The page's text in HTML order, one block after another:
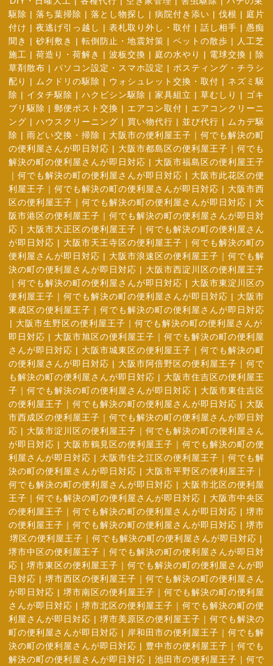
駆除 | 落ち葉掃除 | 落とし物探し | 病院付き添い | 伐根 | 庭片
付け | 夜逃げ引っ越し | 表札取り外し・取付 | 話し相手 | 愚痴
聞き
| 砂利敷き | 転倒防止・地震対策 | ペットの散歩 | 人工芝
施工 | 荷造り・荷解き | 波板交換 | 庭の水やり | 電球交換 | 除
草剤散布 | パソコン設定・スマホ設定 | ポスティング・チラシ
配り
| ムクドリの駆除 | ウォシュレット交換・取付 | ネズミ駆
除 | イタチ駆除 | ハクビシン駆除 | 家具組立 | 草むしり | ゴキ
ブリ駆除 | 郵便ポスト交換 | エアコン取付 | エアコンクリーニ
ング | ハウスクリーニング | 買い物代行 | 並び代行 | ムカデ駆
除 | 雨どい交換・掃除 | 大阪市の便利屋王子｜何でも解決の町
の便利屋さんが即日対応 | 大阪市都島区の便利屋王子｜何でも
解決の町の便利屋さんが即日対応 | 大阪市福島区の便利屋王子
｜何でも解決の町の便利屋さんが即日対応 | 大阪市此花区の便
利屋王子｜何でも解決の町の便利屋さんが即日対応 | 大阪市西
区の便利屋王子｜何でも解決の町の便利屋さんが即日対応 | 大
阪市港区の便利屋王子｜何でも解決の町の便利屋さんが即日対
応 | 大阪市大正区の便利屋王子｜何でも解決の町の便利屋さん
が即日対応 | 大阪市天王寺区の便利屋王子｜何でも解決の町の
便利屋さんが即日対応 | 大阪市浪速区の便利屋王子｜何でも解
決の町の便利屋さんが即日対応 | 大阪市西淀川区の便利屋王子
｜何でも解決の町の便利屋さんが即日対応 | 大阪市東淀川区の
便利屋王子｜何でも解決の町の便利屋さんが即日対応 | 大阪市
東成区の便利屋王子｜何でも解決の町の便利屋さんが即日対応
| 大阪市生野区の便利屋王子｜何でも解決の町の便利屋さんが
即日対応 | 大阪市旭区の便利屋王子｜何でも解決の町の便利屋
さんが即日対応 | 大阪市城東区の便利屋王子｜何でも解決の町
の便利屋さんが即日対応 | 大阪市阿倍野区の便利屋王子｜何で
も解決の町の便利屋さんが即日対応 | 大阪市住吉区の便利屋王
子｜何でも解決の町の便利屋さんが即日対応 | 大阪市東住吉区
の便利屋王子｜何でも解決の町の便利屋さんが即日対応 | 大阪
市西成区の便利屋王子｜何でも解決の町の便利屋さんが即日対
応 | 大阪市淀川区の便利屋王子｜何でも解決の町の便利屋さん
が即日対応 | 大阪市鶴見区の便利屋王子｜何でも解決の町の便
利屋さんが即日対応 | 大阪市住之江区の便利屋王子｜何でも解
決の町の便利屋さんが即日対応 | 大阪市平野区の便利屋王子｜
何でも解決の町の便利屋さんが即日対応 | 大阪市北区の便利屋
王子｜何でも解決の町の便利屋さんが即日対応 | 大阪市中央区
の便利屋王子｜何でも解決の町の便利屋さんが即日対応 | 堺市
の便利屋王子｜何でも解決の町の便利屋さんが即日対応 | 堺市
堺区の便利屋王子｜何でも解決の町の便利屋さんが即日対応 |
堺市中区の便利屋王子｜何でも解決の町の便利屋さんが即日対
応 | 堺市東区の便利屋王子｜何でも解決の町の便利屋さんが即
日対応 | 堺市西区の便利屋王子｜何でも解決の町の便利屋さん
が即日対応 | 堺市南区の便利屋王子｜何でも解決の町の便利屋
さんが即日対応 | 堺市北区の便利屋王子｜何でも解決の町の便
利屋さんが即日対応 | 堺市美原区の便利屋王子｜何でも解決の
町の便利屋さんが即日対応 | 岸和田市の便利屋王子｜何でも解
決の町の便利屋さんが即日対応 | 豊中市の便利屋王子｜何でも
解決の町の便利屋さんが即日対応 | 池田市の便利屋王子｜何で